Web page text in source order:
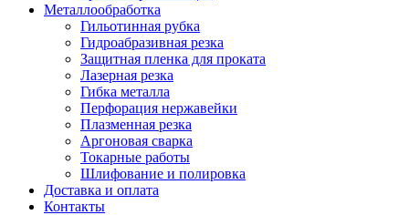
Металлообработка
Гильотинная рубка
Гидроабразивная резка
Защитная пленка для проката
Лазерная резка
Гибка металла
Перфорация нержавейки
Плазменная резка
Аргоновая сварка
Токарные работы
Шлифование и полировка
Доставка и оплата
Контакты